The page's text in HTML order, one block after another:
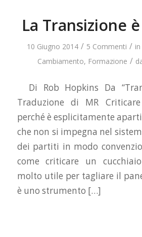
La Transizione
10 Giugno 2014 / 5 Commenti / in
Cambiamento, Formazione /
Di Rob Hopkins Da
Traduzione di MR
perché è esplicitamente
che non si impegna nel
dei partiti in modo
come criticare un
molto utile per tagliare il
è uno strumento […]